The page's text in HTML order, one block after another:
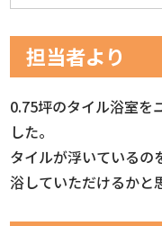
担当者より
0.75坪のタイル浴室を
した。
タイルが浮いているの
浴していただけるかと